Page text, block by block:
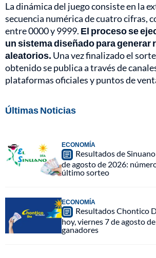
La dinámica del juego consiste en la
secuencia numérica de cuatro cifras,
entre 0000 y 9999. El proceso se
un sistema diseñado para generar
aleatorios. Una vez finalizado el
obtenido se publica a través de
plataformas oficiales y puntos de
Últimas Noticias
ECONOMÍA
Resultados de
de agosto de 2026:
último sorteo
ECONOMÍA
Resultados Chontico
hoy, viernes 7 de agosto
ganadores